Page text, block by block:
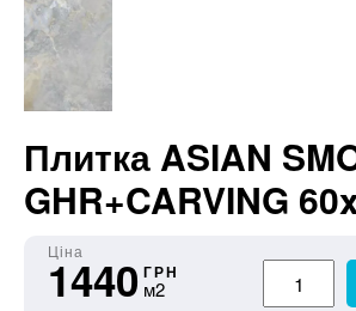
Плитка ASIAN
GHR+CARVING
Ціна
1440 ГРН
м2